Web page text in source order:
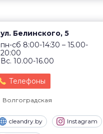
ул. Белинского, 5
пн-сб 8:00-14:30 – 15.00-
20:00
Вс. 10.00-16.00
Телефоны
Волгоградская
cleandry.by Instagram